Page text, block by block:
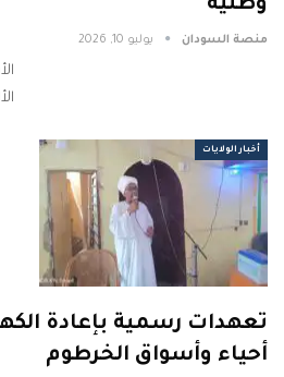
وطنية
منصة السودان يوليو 10, 2026
أخبار الولايات
تعهدات رسمية بإعادة
أحياء وأسواق الخرطوم